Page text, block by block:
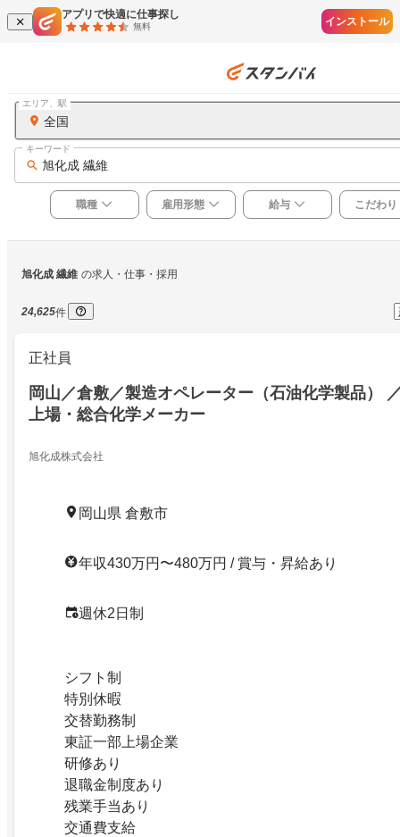
アプリで快適に仕事探し
無料 インストール
全国
エリア、駅
旭化成 繊維
キーワード
職種 雇用形態 給与 こだわり
旭化成 繊維 の求人・仕事・採用
24,625件
正社員
岡山／倉敷／製造オペレーター（石油化学製品）
上場・総合化学メーカー
旭化成株式会社
岡山県 倉敷市
年収430万円〜480万円 / 賞与・昇給あり
週休2日制
シフト制
特別休暇
交替勤務制
東証一部上場企業
研修あり
退職金制度あり
残業手当あり
交通費支給